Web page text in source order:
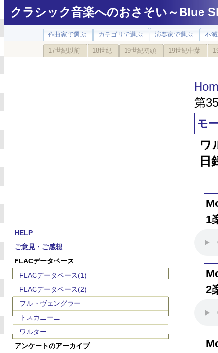
クラシック音楽へのおさそい～Blue
作曲家で選ぶ カテゴリで選ぶ 演奏家で選ぶ 不
17世紀以前 18世紀 19世紀初頭 19世紀中葉
HELP
ご意見・ご感想
FLACデータベース
FLACデータベース(1)
FLACデータベース(2)
フルトヴェングラー
トスカニーニ
ワルター
アンケートのアーカイブ
第
モ
ワ
日
1
2